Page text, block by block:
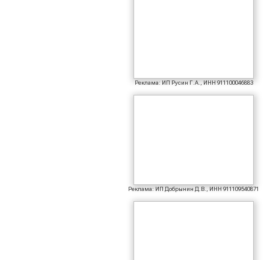
Реклама: ИП Русин Г.А., ИНН 911100046883
Реклама: ИП Добрынин Д.В., ИНН 911109540871